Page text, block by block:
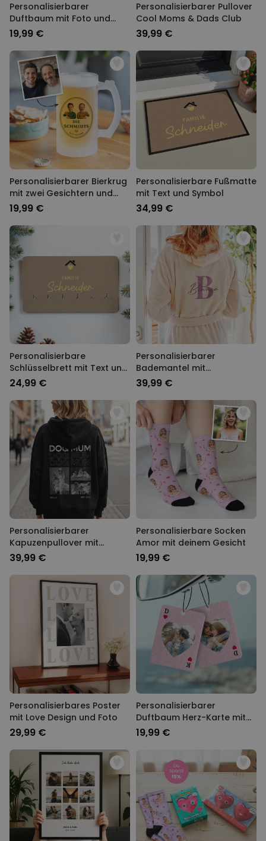
Personalisierbarer
Duftbaum mit Foto und
Song
19,99 €
Personalisierbarer Pullover
Cool Moms & Dads Club
39,99 €
Personalisierbarer Bierkrug
mit zwei Gesichtern und
Logo
19,99 €
Personalisierbare Fußmatte
mit Text und Symbol
34,99 €
Personalisierbare
Schlüsselbrett mit Text und
Symbol
24,99 €
Personalisierbarer
Bademantel mit
Monogramm und Name
39,99 €
Personalisierbarer
Kapuzenpullover mit
Schwarz Weiß Fotos und
39,99 €
Personalisierbare Socken
Amor mit deinem Gesicht
19,99 €
Personalisierbares Poster
mit Love Design und Foto
29,99 €
Personalisierbarer
Duftbaum Herz-Karte mit
Foto
19,99 €